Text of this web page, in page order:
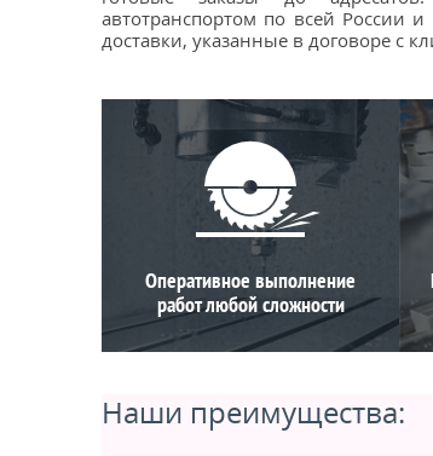
автотранспортом по всей России
доставки, указанные в договоре с
Оперативное выполнение
работ любой сложности
Наши преимущества: